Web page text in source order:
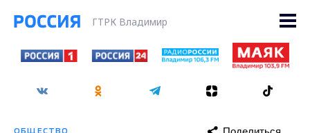
ГТРК Владимир
ОБЩЕСТВО